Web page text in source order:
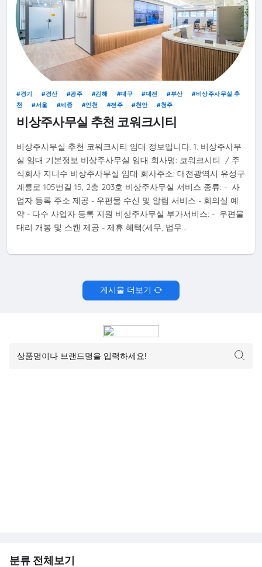
경기 경산 광주 김해 대구 대전 부산
비상주사무실 추
천
서울 세종 인천 전주 천안 청주
비상주사무실 추천 코워크시티
비상주사무실 추천 코워크시티 임대 정보입니다. 1. 비상주사무
실 임대 기본정보 비상주사무실 임대 회사명: 코워크시티 / 주
식회사 지니수 비상주사무실 임대 회사주소: 대전광역시 유성구
계룡로 105번길 15, 2층 203호 비상주사무실 서비스 종류: - 사
업자 등록 주소 제공 - 우편물 수신 및 알림 서비스 - 회의실 예
약 - 다수 사업자 등록 지원 비상주사무실 부가서비스: - 우편물
대리 개봉 및 스캔 제공 - 제휴 혜택(세무, 법무…
게시물 더보기
분류 전체보기